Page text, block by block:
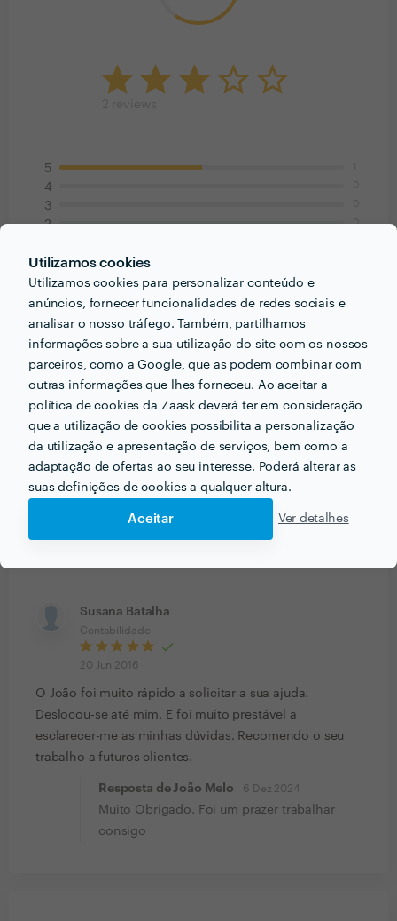
Utilizamos cookies
Utilizamos cookies para personalizar conteúdo e
anúncios, fornecer funcionalidades de redes sociais e
analisar o nosso tráfego. Também, partilhamos
informações sobre a sua utilização do site com os nossos
parceiros, como a Google, que as podem combinar com
outras informações que lhes forneceu. Ao aceitar a
política de cookies da Zaask deverá ter em consideração
que a utilização de cookies possibilita a personalização
da utilização e apresentação de serviços, bem como a
adaptação de ofertas ao seu interesse. Poderá alterar as
suas definições de cookies a qualquer altura.
Aceitar Ver detalhes
5
4
3
2 0
Vera moreira
Contabilidade
2 Jul 2016
O João pareceu muito profissional ao início mas teve
um fecho feio. Ficou com medo de resolver assuntos, e
documento que supostamente deveria ter enviado
não envia o documento. Não me parece que seja
atitude de um contabilista competente. Ainda não
quero acreditar que assim seja ...espero que a sua
atitude se deva a algum impedimento mesmo muito
Susana Batalha
Contabilidade
20 Jun 2016
O João foi muito rápido a solicitar a sua ajuda.
Deslocou-se até mim. E foi muito prestável a
esclarecer-me as minhas dúvidas. Recomendo o seu
trabalho a futuros clientes.
Resposta de João Melo 6 Dez 2024
Muito Obrigado. Foi um prazer trabalhar
consigo